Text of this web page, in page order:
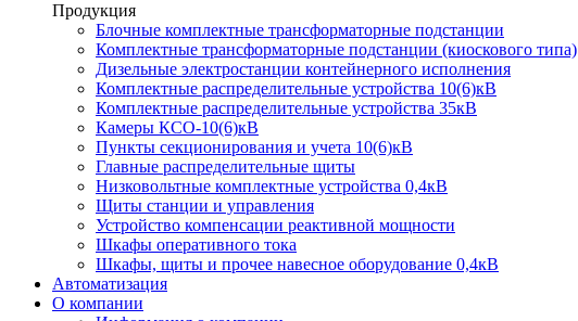
Продукция
Блочные комплектные трансформаторные подстанции
Комплектные трансформаторные подстанции (киоскового типа)
Дизельные электростанции контейнерного исполнения
Комплектные распределительные устройства 10(6)кВ
Комплектные распределительные устройства 35кВ
Камеры КСО-10(6)кВ
Пункты секционирования и учета 10(6)кВ
Главные распределительные щиты
Низковольтные комплектные устройства 0,4кВ
Щиты станции и управления
Устройство компенсации реактивной мощности
Шкафы оперативного тока
Шкафы, щиты и прочее навесное оборудование 0,4кВ
Автоматизация
О компании